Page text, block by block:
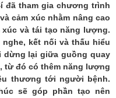
đã tham gia chương trình
cảm xúc nhằm nâng cao
và tái tạo năng lượng.
kết nối và thấu hiểu
dừng lại giữa guồng quay
từ đó có thêm năng lượng
thương tới người bệnh.
sẽ góp phần tạo nên